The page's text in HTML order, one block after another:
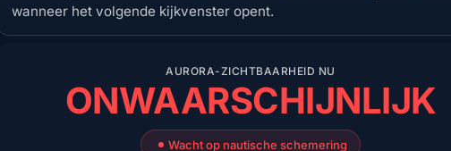
wanneer het volgende kijkvenster opent.
AURORA-ZICHTBAARHEID NU
ONWAARSCHIJNLIJK
Wacht op nautische schemering